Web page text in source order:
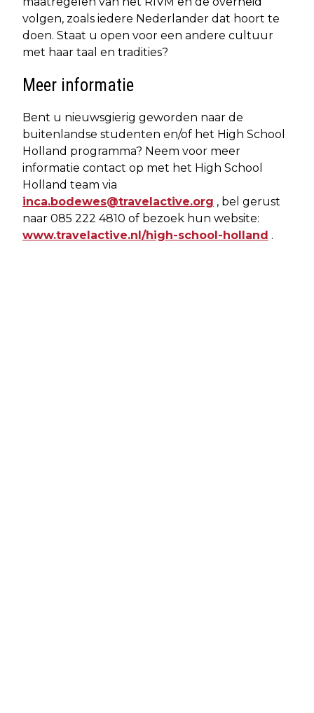
volgen, zoals iedere Nederlander dat hoort te
doen. Staat u open voor een andere cultuur
met haar taal en tradities?
Meer informatie
Bent u nieuwsgierig geworden naar de
buitenlandse studenten en/of het High School
Holland programma? Neem voor meer
informatie contact op met het High School
Holland team via
inca.bodewes@travelactive.org , bel gerust
naar 085 222 4810 of bezoek hun website:
www.travelactive.nl/high-school-holland .